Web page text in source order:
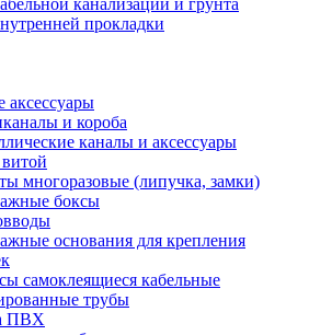
канализации и грунта
прокладки
и короба
каналы и аксессуары
многоразовые (липучка, замки)
боксы
основания для крепления
самоклеящиеся кабельные
трубы
ПВХ